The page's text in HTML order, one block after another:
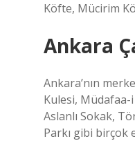
Köfte, Mücirim
Ankara
Ankara’nın
Kulesi, Müdafaa-
Aslanlı Sokak,
Parkı gibi birçok